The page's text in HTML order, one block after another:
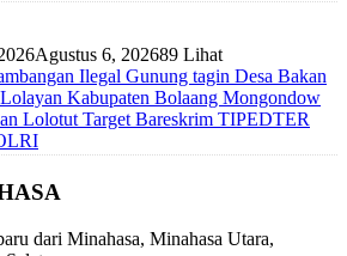
Agustus 6, 202689 Lihat
Ilegal Gunung tagin Desa Bakan
Kabupaten Bolaang Mongondow
Lolotut Target Bareskrim TIPEDTER
dari Minahasa, Minahasa Utara,